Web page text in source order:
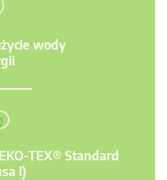
wody
TEX® Standard
I)